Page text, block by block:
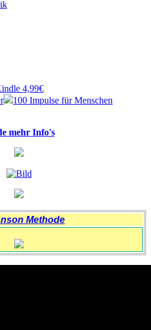
4,99€
100 Impulse für Menschen
mehr Info's
Methode